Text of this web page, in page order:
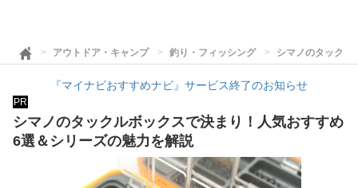
アウトドア・キャンプ 釣り・フィッシング シマノのタックル
『マイナビおすすめナビ』サービス終了のお知らせ
PR
シマノのタックルボックスで決まり！人気おすすめ
6選＆シリーズの魅力を解説